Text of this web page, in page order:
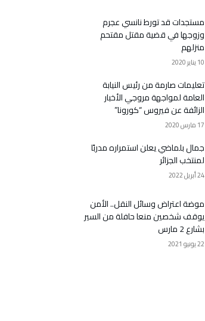
مستجدات قد تورط نانسي عجرم
وزوجها في قضية مقتل مقتحم
منزلهم
10 يناير 2020
تعليمات صارمة من رئيس النيابة
العامة لمواجهة مروجي الأخبار
الزائفة عن فيروس “كورونا”
17 مارس 2020
جمال بلماضي يعلن استمراره مدربًا
لمنتخب الجزائر
24 أبريل 2022
موضة اعتراض وسائل النقل.. الأمن
يوقف شخصين منعا حافلة من السير
بشارع 2 مارس
22 يونيو 2021